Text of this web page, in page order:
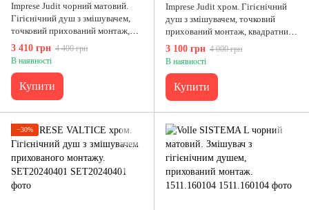
Imprese Judit чорний матовий.
Гігієнічний душ з змішувачем,
точковий прихований монтаж,
квадратний. f03710810AB
3 410 грн 4 400 грн
В наявності
Купити
Imprese Judit хром. Гігієнічний
душ з змішувачем, точковий
прихований монтаж, квадратний.
f03710801AB
3 100 грн 4 000 грн
В наявності
Купити
−30%